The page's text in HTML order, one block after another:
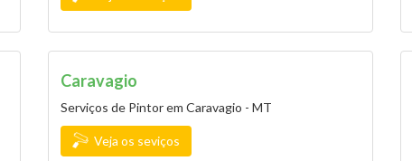
Caravagio
Serviços de Pintor em Caravagio - MT
Veja os seviços